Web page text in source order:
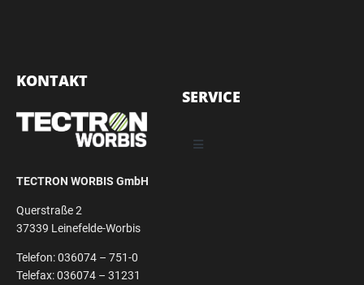
KONTAKT
TECTRON WORBIS GmbH
Querstraße 2
37339 Leinefelde-Worbis
Telefon: 036074 – 751-0
Telefax: 036074 – 31231
SERVICE